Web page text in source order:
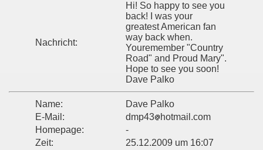
Nachricht:
Hi! So happy to see you
back! I was your
greatest American fan
way back when.
Youremember "Country
Road" and Proud Mary".
Hope to see you soon!
Dave Palko
Name:
Dave Palko
E-Mail:
dmp43
hotmail.com
Homepage:
-
Zeit:
25.12.2009 um 16:07